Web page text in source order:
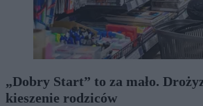
„Dobry Start” to za mało.
kieszenie rodziców